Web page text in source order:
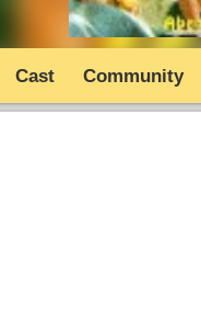
Cast Community